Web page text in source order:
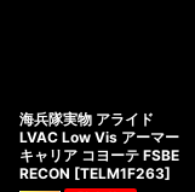
海兵隊実物 アライド
LVAC Low Vis アーマー
キャリア コヨーテ FSBE
RECON [TELM1F263]